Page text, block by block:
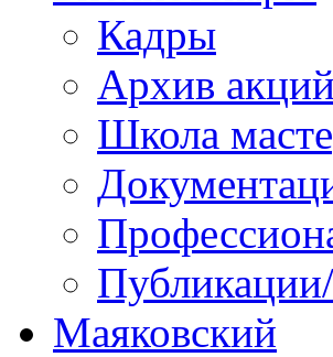
Кадры
Архив акций
Школа
Маяковский